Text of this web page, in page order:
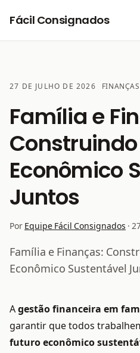
Fácil Consignados
27 DE JULHO DE 2026 FINANÇAS
Família e
Econômico
Juntos
Por Equipe Fácil Consignados ·
Família e Finanças:
Econômico Sustentável
A gestão financeira em
garantir que todos
futuro econômico